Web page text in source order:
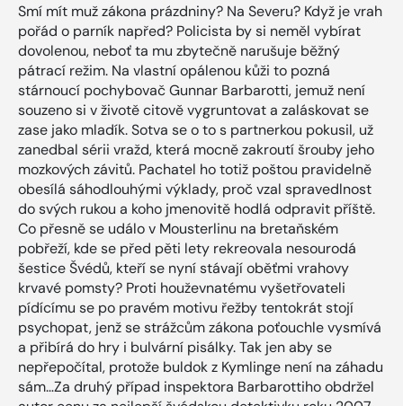
Smí mít muž zákona prázdniny? Na Severu? Když je vrah
pořád o parník napřed? Policista by si neměl vybírat
dovolenou, neboť ta mu zbytečně narušuje běžný
pátrací režim. Na vlastní opálenou kůži to pozná
stárnoucí pochybovač Gunnar Barbarotti, jemuž není
souzeno si v životě citově vygruntovat a zaláskovat se
zase jako mladík. Sotva se o to s partnerkou pokusil, už
zanedbal sérii vražd, která mocně zakroutí šrouby jeho
mozkových závitů. Pachatel ho totiž poštou pravidelně
obesílá sáhodlouhými výklady, proč vzal spravedlnost
do svých rukou a koho jmenovitě hodlá odpravit příště.
Co přesně se událo v Mousterlinu na bretaňském
pobřeží, kde se před pěti lety rekreovala nesourodá
šestice Švédů, kteří se nyní stávají oběťmi vrahovy
krvavé pomsty? Proti houževnatému vyšetřovateli
pídícímu se po pravém motivu řežby tentokrát stojí
psychopat, jenž se strážcům zákona poťouchle vysmívá
a přibírá do hry i bulvární pisálky. Tak jen aby se
nepřepočítal, protože buldok z Kymlinge není na záhadu
sám…Za druhý případ inspektora Barbarottiho obdržel